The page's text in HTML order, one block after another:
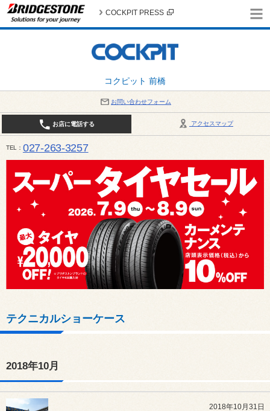
コクピット 前橋
COCKPIT PRESS
お問い合わせフォーム
アクセスマップ
お店に電話する
TEL 027-263-3257
10:00～19:00 / 定休日：8月の店休日 4日(火)、5日(水)、12日(水)〜16日(日)、18日(火)、19日(水)
テクニカルショーケース
2018年10月
2018年10月31日